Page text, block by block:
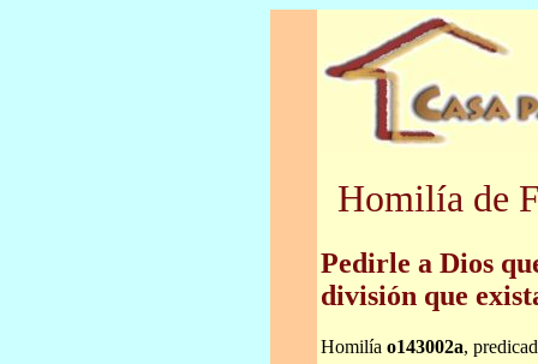
Homilía de
Pedirle a Dios
división que
Homilía o143002a,